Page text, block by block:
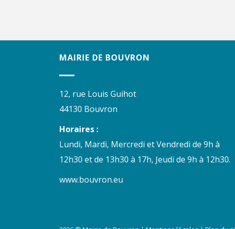
MAIRIE DE BOUVRON
12, rue Louis Guihot
44130 Bouvron
Horaires :
Lundi, Mardi, Mercredi et Vendredi de 9h à
12h30 et de 13h30 à 17h, Jeudi de 9h à 12h30.
www.bouvron.eu